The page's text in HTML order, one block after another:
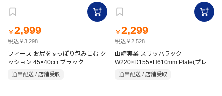
￥2,999
税込￥3,298
フィース お尻をすっぽり包みこむ ク
ッション 45×40cm ブラック
通常配送 / 店舗受取
￥2,299
税込￥2,528
山崎実業 スリッパラック
W220×D155×H610mm Plate(プレー
ト) ブラック
通常配送 / 店舗受取